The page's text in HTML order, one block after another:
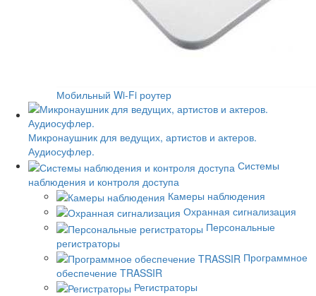
Мобильный Wi-Fi роутер
Микронаушник для ведущих, артистов и актеров.
Аудиосуфлер.
Системы
наблюдения и контроля доступа
Камеры наблюдения
Охранная сигнализация
Персональные
регистраторы
Программное
обеспечение TRASSIR
Регистраторы